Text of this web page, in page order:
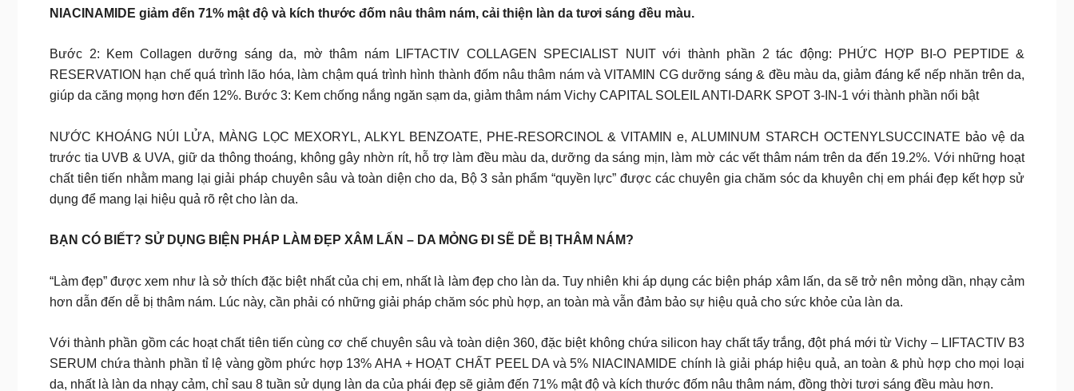
NIACINAMIDE giảm đến 71% mật độ và kích thước đốm nâu thâm nám, cải thiện làn da tươi sáng đều màu.
Bước 2: Kem Collagen dưỡng sáng da, mờ thâm nám LIFTACTIV COLLAGEN SPECIALIST NUIT với thành phần 2 tác động: PHỨC HỢP BI-O PEPTIDE &
RESERVATION hạn chế quá trình lão hóa, làm chậm quá trình hình thành đốm nâu thâm nám và VITAMIN CG dưỡng sáng & đều màu da, giảm đáng kể nếp nhăn trên da,
giúp da căng mọng hơn đến 12%. Bước 3: Kem chống nắng ngăn sạm da, giảm thâm nám Vichy CAPITAL SOLEIL ANTI-DARK SPOT 3-IN-1 với thành phần nổi bật
NƯỚC KHOÁNG NÚI LỬA, MÀNG LỌC MEXORYL, ALKYL BENZOATE, PHE-RESORCINOL & VITAMIN e, ALUMINUM STARCH OCTENYLSUCCINATE bảo vệ da
trước tia UVB & UVA, giữ da thông thoáng, không gây nhờn rít, hỗ trợ làm đều màu da, dưỡng da sáng mịn, làm mờ các vết thâm nám trên da đến 19.2%. Với những hoạt
chất tiên tiến nhằm mang lại giải pháp chuyên sâu và toàn diện cho da, Bộ 3 sản phẩm “quyền lực” được các chuyên gia chăm sóc da khuyên chị em phái đẹp kết hợp sử
dụng để mang lại hiệu quả rõ rệt cho làn da.
BẠN CÓ BIẾT? SỬ DỤNG BIỆN PHÁP LÀM ĐẸP XÂM LẤN – DA MỎNG ĐI SẼ DỄ BỊ THÂM NÁM?
“Làm đẹp” được xem như là sở thích đặc biệt nhất của chị em, nhất là làm đẹp cho làn da. Tuy nhiên khi áp dụng các biện pháp xâm lấn, da sẽ trở nên mỏng dần, nhạy cảm
hơn dẫn đến dễ bị thâm nám. Lúc này, cần phải có những giải pháp chăm sóc phù hợp, an toàn mà vẫn đảm bảo sự hiệu quả cho sức khỏe của làn da.
Với thành phần gồm các hoạt chất tiên tiến cùng cơ chế chuyên sâu và toàn diện 360, đặc biệt không chứa silicon hay chất tẩy trắng, đột phá mới từ Vichy – LIFTACTIV B3
SERUM chứa thành phần tỉ lệ vàng gồm phức hợp 13% AHA + HOẠT CHẤT PEEL DA và 5% NIACINAMIDE chính là giải pháp hiệu quả, an toàn & phù hợp cho mọi loại
da, nhất là làn da nhạy cảm, chỉ sau 8 tuần sử dụng làn da của phái đẹp sẽ giảm đến 71% mật độ và kích thước đốm nâu thâm nám, đồng thời tươi sáng đều màu hơn.